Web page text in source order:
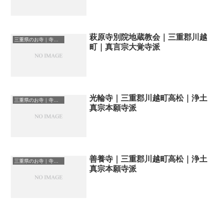
三重県のお寺｜寺院一覧
萩原寺別院地蔵教会｜三重郡川越
町｜真言宗大覚寺派
三重県のお寺｜寺院一覧
光輪寺｜三重郡川越町高松｜浄土
真宗本願寺派
三重県のお寺｜寺院一覧
善養寺｜三重郡川越町高松｜浄土
真宗本願寺派